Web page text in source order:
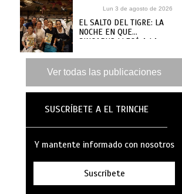
Lun 3 de agosto de 2026
EL SALTO DEL TIGRE: LA
NOCHE EN QUE
SINGAPUR LLEGÓ A LA
Ver todas las publicaciones
SUSCRÍBETE A EL TRINCHE
Y mantente informado con nosotros
Suscríbete